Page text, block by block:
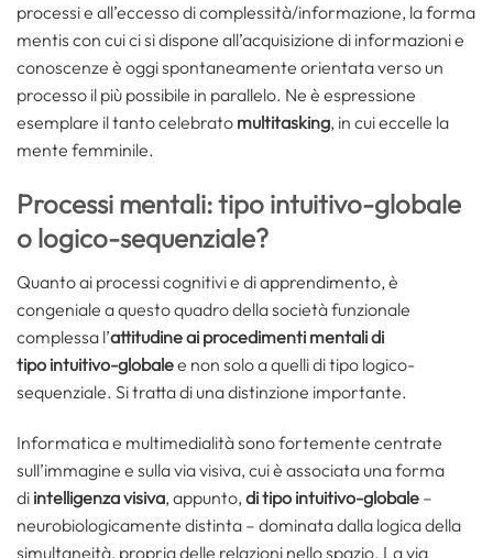
processi e all’eccesso di complessità/informazione, la forma
mentis con cui ci si dispone all’acquisizione di informazioni e
conoscenze è oggi spontaneamente orientata verso un
processo il più possibile in parallelo. Ne è espressione
esemplare il tanto celebrato multitasking, in cui eccelle la
mente femminile.
Processi mentali: tipo intuitivo-globale
o logico-sequenziale?
Quanto ai processi cognitivi e di apprendimento, è
congeniale a questo quadro della società funzionale
complessa l’attitudine ai procedimenti mentali di
tipo intuitivo-globalee non solo a quelli di tipo logico-
sequenziale. Si tratta di una distinzione importante.
Informatica e multimedialità sono fortemente centrate
sull’immagine e sulla via visiva, cui è associata una forma
di intelligenza visiva, appunto, di tipo intuitivo-globale –
neurobiologicamente distinta – dominata dalla logica della
simultaneità, propria delle relazioni nello spazio. La via